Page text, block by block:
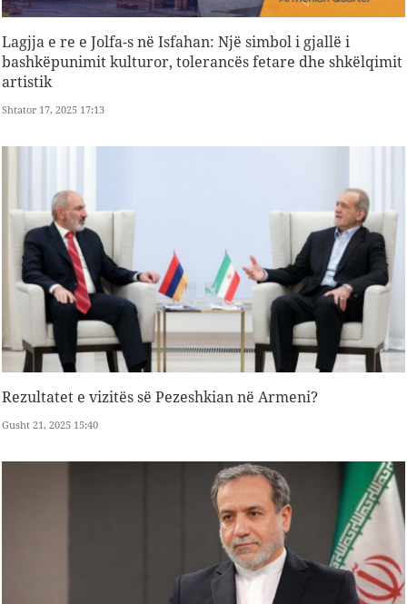
Lagjja e re e Jolfa-s në Isfahan: Një simbol i gjallë i
bashkëpunimit kulturor, tolerancës fetare dhe shkëlqimit
artistik
Shtator 17, 2025 17:13
Rezultatet e vizitës së Pezeshkian në Armeni?
Gusht 21, 2025 15:40